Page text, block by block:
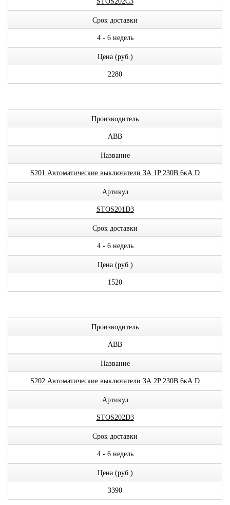
Срок доставки
4 - 6 недель
Цена (руб.)
2280
Производитель
ABB
Название
S201 Автоматические выключатели 3А 1P 230В 6кА D
Артикул
STOS201D3
Срок доставки
4 - 6 недель
Цена (руб.)
1520
Производитель
ABB
Название
S202 Автоматические выключатели 3А 2P 230В 6кА D
Артикул
STOS202D3
Срок доставки
4 - 6 недель
Цена (руб.)
3390